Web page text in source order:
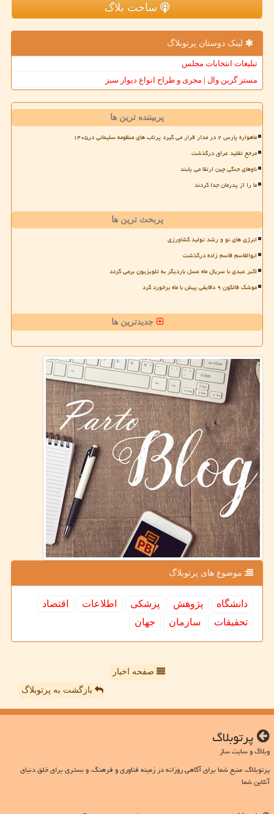
ساخت بلاگ
لینک دوستان پرتوبلاگ
تبلیغات انتخابات مجلس
مستر گرین وال | مجری و طراح انواع دیوار سبز
پربیننده ترین ها
ماهواره پارس ۲ در مدار قرار می گیرد پرتاب های منظومه سلیمانی در۱۴۰۵
مرجع تقلید عراق درگذشت
ناوهای جنگی چین ارتقا می یابند
ما را از پدرمان جدا کردند
پربحث ترین ها
انرژی های نو و رشد تولید کشاورزی
ابوالقاسم قاسم زاده درگذشت
اکبر عبدی با سریال ماه عسل باردیگر به تلویزیون برمی گردد
موشک فالکون ۹ دقایقی پیش با ماه برخورد کرد
جدیدترین ها
موضوع های پرتوبلاگ
دانشگاه پژوهش پزشكی اطلاعات
اقتصاد
تحقیقات
سازمان جهان
صفحه اخبار
بازگشت به پرتوبلاگ
پرتوبلاگ
وبلاگ و سایت ساز
پرتوبلاگ، منبع شما برای آگاهی روزانه در زمینه فناوری و فرهنگ، و بستری برای خلق دنیای
آنلاین شما